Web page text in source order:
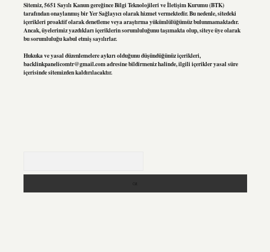
Sitemiz, 5651 Sayılı Kanun gereğince Bilgi Teknolojileri ve İletişim Kurumu (BTK)
tarafından onaylanmış bir Yer Sağlayıcı olarak hizmet vermektedir. Bu nedenle, sitedeki
içerikleri proaktif olarak denetleme veya araştırma yükümlülüğümüz bulunmamaktadır.
Ancak, üyelerimiz yazdıkları içeriklerin sorumluluğunu taşımakta olup, siteye üye olarak
bu sorumluluğu kabul etmiş sayılırlar.
Hukuka ve yasal düzenlemelere aykırı olduğunu düşündüğünüz içerikleri,
backlinkpanelicomtr@gmail.comadresine bildirmeniz halinde, ilgili içerikler yasal süre
içerisinde sitemizden kaldırılacaktır.